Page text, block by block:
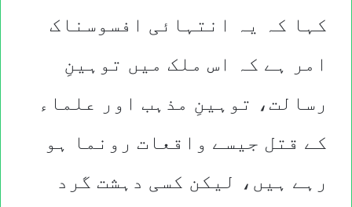
کہا کہ یہ انتہائی افسوسناک
امر ہے کہ اس ملک میں توہینِ
رسالت، توہینِ مذہب اور علماء
کے قتل جیسے واقعات رونما ہو
رہے ہیں، لیکن کسی دہشت گرد